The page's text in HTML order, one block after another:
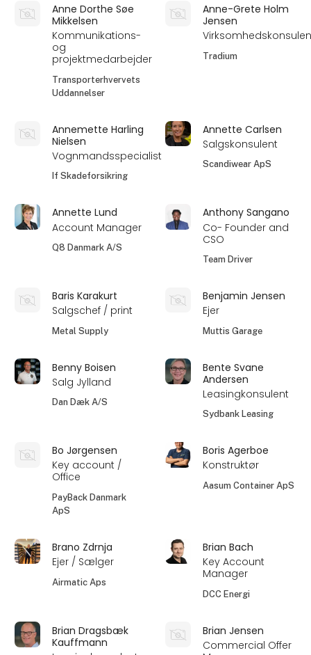
Anne Dorthe Søe
Mikkelsen
Kommunikations-
og
projektmedarbejder
Transporterhvervets
Uddannelser
Anne-Grete Holm
Jensen
Tradium
Annemette Harling
Nielsen
Vognmandsspecialist
If Skadeforsikring
Annette Carlsen
Salgskonsulent
Scandiwear ApS
Annette Lund
Account Manager
Q8 Danmark A/S
Anthony Sangano
Co- Founder and
CSO
Team Driver
Baris Karakurt
Salgschef / print
Metal Supply
Benjamin Jensen
Ejer
Muttis Garage
Benny Boisen
Salg Jylland
Dan Dæk A/S
Bente Svane
Andersen
Leasingkonsulent
Sydbank Leasing
Bo Jørgensen
Key account /
Office
PayBack Danmark
ApS
Boris Agerboe
Konstruktør
Aasum Container ApS
Brano Zdrnja
Ejer / Sælger
Airmatic Aps
Brian Bach
Key Account
Manager
DCC Energi
Brian Dragsbæk
Kauffmann
Brian Jensen
Commercial Offer